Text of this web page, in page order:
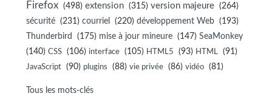
Firefox (498) extension (315) version majeure (264)
sécurité (231) courriel (220) développement Web (193)
Thunderbird (175) mise à jour mineure (147) SeaMonkey
(140) CSS (106) interface (105) HTML5 (93) HTML (91)
JavaScript (90) plugins (88) vie privée (86) vidéo (81)
Tous les mots-clés